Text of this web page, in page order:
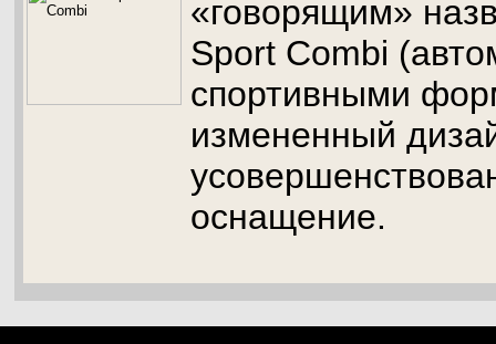
«говорящим»
Sport Combi
спортивными
измененный
оснащение.